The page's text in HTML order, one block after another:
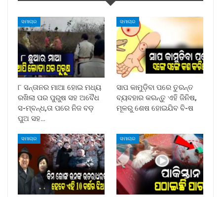
ସମାଚାର
୮ ସନ୍ତାନର ମାଆ ହୋଇ ମଧ୍ୟ
ରଖିଲା ପର ପୁରୁଷ ସହ ଅବୈଧ
ସ-ମ୍ବନ୍ଧ,ତା ପରେ ନିଜ ବଡ଼
ପୁଅ ସହ…
ସମାଚାର
ସାପ କାମୁଡ଼ିବା ପରେ ତୁରନ୍ତ
ବ୍ୟବହାର କରନ୍ତୁ ଏହି ଜିନିଷ,
ମୂଳରୁ ଶେଷ ହୋଇଯିବ ବି-ଷ
ସମାଚାର ସମାଚାର